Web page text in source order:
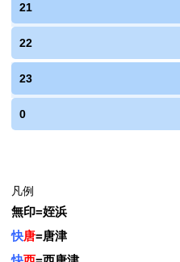
21
22
23
0
凡例
無印=姪浜
快唐=唐津